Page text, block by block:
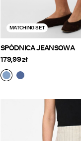
MATCHING SET
SPÓDNICA JEANSOWA
179,99 zł